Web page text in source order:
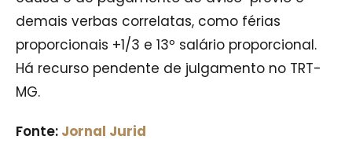
demais verbas correlatas, como férias
proporcionais +1/3 e 13º salário proporcional.
Há recurso pendente de julgamento no TRT-
MG.
Fonte: Jornal Jurid